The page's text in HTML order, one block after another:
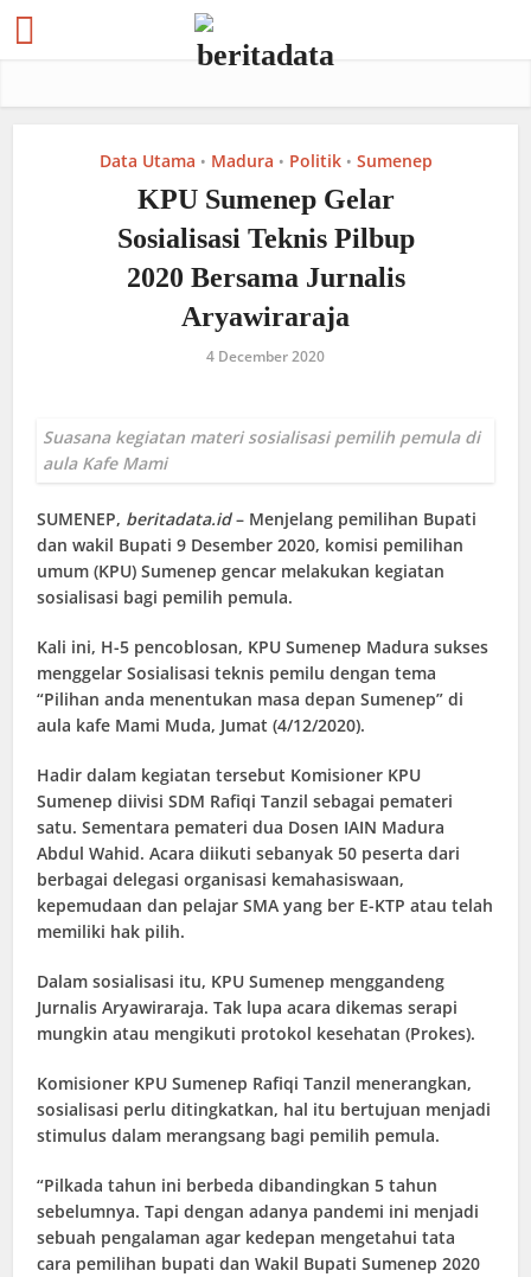
Data Utama • Madura • Politik • Sumenep
KPU Sumenep Gelar
Sosialisasi Teknis Pilbup
2020 Bersama Jurnalis
Aryawiraraja
4 December 2020
Suasana kegiatan materi sosialisasi pemilih pemula di
aula Kafe Mami
SUMENEP, beritadata.id– Menjelang pemilihan Bupati
dan wakil Bupati 9 Desember 2020, komisi pemilihan
umum (KPU) Sumenep gencar melakukan kegiatan
sosialisasi bagi pemilih pemula.
Kali ini, H-5 pencoblosan, KPU Sumenep Madura sukses
menggelar Sosialisasi teknis pemilu dengan tema
“Pilihan anda menentukan masa depan Sumenep” di
aula kafe Mami Muda, Jumat (4/12/2020).
Hadir dalam kegiatan tersebut Komisioner KPU
Sumenep diivisi SDM Rafiqi Tanzil sebagai pemateri
satu. Sementara pemateri dua Dosen IAIN Madura
Abdul Wahid. Acara diikuti sebanyak 50 peserta dari
berbagai delegasi organisasi kemahasiswaan,
kepemudaan dan pelajar SMA yang ber E-KTP atau telah
memiliki hak pilih.
Dalam sosialisasi itu, KPU Sumenep menggandeng
Jurnalis Aryawiraraja. Tak lupa acara dikemas serapi
mungkin atau mengikuti protokol kesehatan (Prokes).
Komisioner KPU Sumenep Rafiqi Tanzil menerangkan,
sosialisasi perlu ditingkatkan, hal itu bertujuan menjadi
stimulus dalam merangsang bagi pemilih pemula.
“Pilkada tahun ini berbeda dibandingkan 5 tahun
sebelumnya. Tapi dengan adanya pandemi ini menjadi
sebuah pengalaman agar kedepan mengetahui tata
cara pemilihan bupati dan Wakil Bupati Sumenep 2020